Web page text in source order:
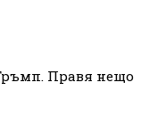
Правя нещо